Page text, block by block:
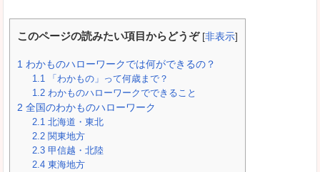
このページの読みたい項目からどうぞ [非表示]
1 わかものハローワークでは何ができるの？
1.1
「わかもの」って何歳まで？
1.2 わかものハローワークでできること
2 全国のわかものハローワーク
2.1 北海道・東北
2.2 関東地方
2.3 甲信越・北陸
2.4 東海地方